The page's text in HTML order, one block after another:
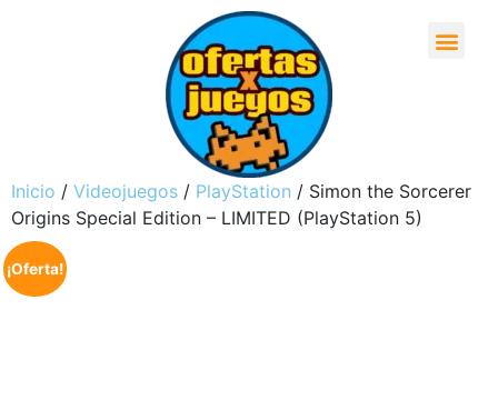
Inicio / Videojuegos / PlayStation / Simon the Sorcerer
Origins Special Edition – LIMITED (PlayStation 5)
¡Oferta!